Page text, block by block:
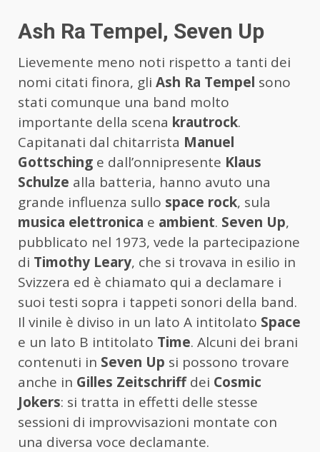
Ash Ra Tempel, Seven Up
Lievemente meno noti rispetto a tanti dei
nomi citati finora, gli Ash Ra Tempel sono
stati comunque una band molto
importante della scena krautrock.
Capitanati dal chitarrista Manuel
Gottsching e dall’onnipresente Klaus
Schulze alla batteria, hanno avuto una
grande influenza sullo space rock, sula
musica elettronica e ambient. Seven Up,
pubblicato nel 1973, vede la partecipazione
di Timothy Leary, che si trovava in esilio in
Svizzera ed è chiamato qui a declamare i
suoi testi sopra i tappeti sonori della band.
Il vinile è diviso in un lato A intitolato Space
e un lato B intitolato Time. Alcuni dei brani
contenuti in Seven Up si possono trovare
anche in Gilles Zeitschriffdei Cosmic
Jokers: si tratta in effetti delle stesse
sessioni di improvvisazioni montate con
una diversa voce declamante.